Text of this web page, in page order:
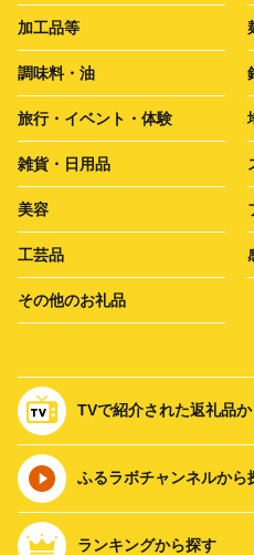
加工品等
調味料・油
旅行・イベント・体験
雑貨・日用品
美容
工芸品
その他のお礼品
TVで紹介された返礼品
ふるラボチャンネルから
ランキングから探す